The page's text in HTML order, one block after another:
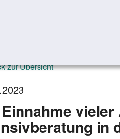
zur Übersicht
in